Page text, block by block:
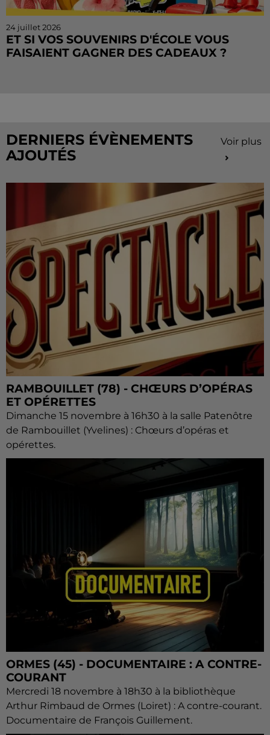
24 juillet 2026
ET SI VOS SOUVENIRS D'ÉCOLE VOUS
FAISAIENT GAGNER DES CADEAUX ?
DERNIERS ÉVÈNEMENTS
AJOUTÉS
Voir plus
RAMBOUILLET (78) - CHŒURS D’OPÉRAS
ET OPÉRETTES
Dimanche 15 novembre à 16h30 à la salle Patenôtre
de Rambouillet (Yvelines) : Chœurs d’opéras et
opérettes.
ORMES (45) - DOCUMENTAIRE : A CONTRE-
COURANT
Mercredi 18 novembre à 18h30 à la bibliothèque
Arthur Rimbaud de Ormes (Loiret) : A contre-courant.
Documentaire de François Guillement.